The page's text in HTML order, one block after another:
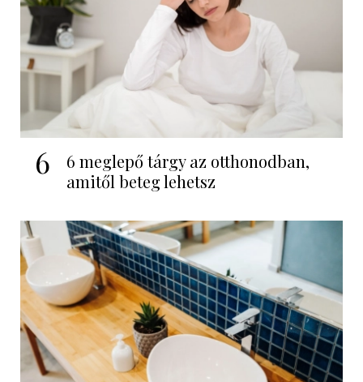
6
6 meglepő tárgy az otthonodban,
amitől beteg lehetsz